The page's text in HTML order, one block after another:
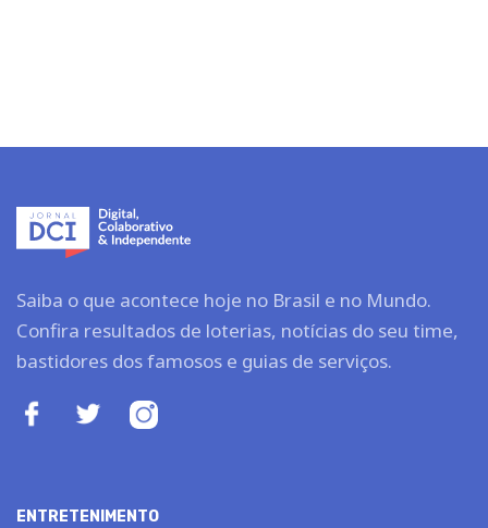
Saiba o que acontece hoje no Brasil e no Mundo.
Confira resultados de loterias, notícias do seu time,
bastidores dos famosos e guias de serviços.
ENTRETENIMENTO